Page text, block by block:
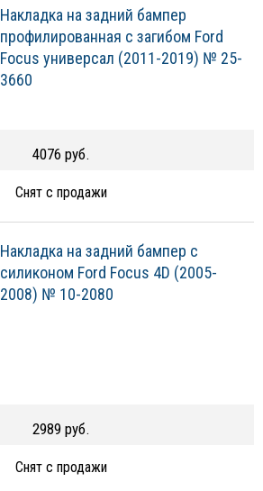
Накладка на задний бампер
профилированная с загибом Ford
Focus универсал (2011-2019) № 25-
3660
4076 руб.
Снят с продажи
Накладка на задний бампер с
силиконом Ford Focus 4D (2005-
2008) № 10-2080
2989 руб.
Снят с продажи